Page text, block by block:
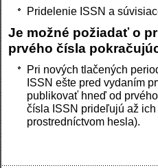
Pridelenie ISSN a
Je možné požiadať o
prvého čísla
Pri nových tlačených
ISSN ešte pred vydaním
publikovať hneď od
čísla ISSN prideľujú až
prostredníctvom hesla).